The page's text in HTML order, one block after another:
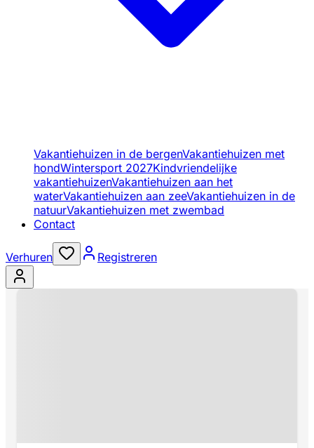
Vakantiehuizen in de bergenVakantiehuizen met
hondWintersport 2027Kindvriendelijke
vakantiehuizenVakantiehuizen aan het
waterVakantiehuizen aan zeeVakantiehuizen in de
natuurVakantiehuizen met zwembad
Contact
Verhuren Registreren